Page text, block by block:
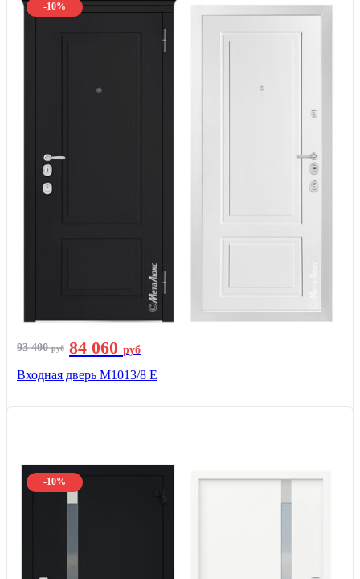
-10%
93 400руб 84 060 руб
Входная дверь М1013/8 E
-10%